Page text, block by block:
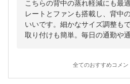
こちらの背中の蒸れ軽減にも最
レートとファンも搭載し、背中
いいです。細かなサイズ調整も
取り付けも簡単。毎日の通勤や
全てのおすすめコメン